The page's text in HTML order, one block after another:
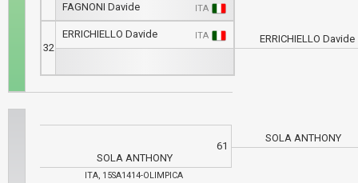
FAGNONI Davide ITA
32
ERRICHIELLO Davide ITA ERRICHIELLO Davide
61
SOLA ANTHONY
ITA, 15SA1414-OLIMPICA
SOLA ANTHONY